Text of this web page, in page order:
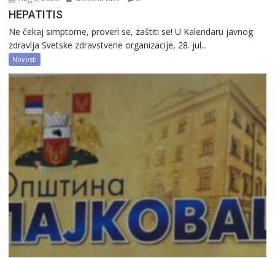
HEPATITIS
Ne čekaj simptome, proveri se, zaštiti se! U Kalendaru javnog
zdravlja Svetske zdravstvene organizacije, 28. jul...
Novosti